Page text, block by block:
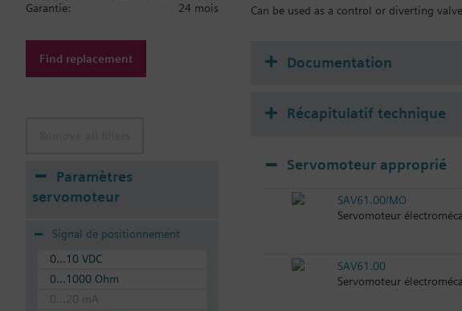
Can be used as a control or diverting
Garantie:
24 mois
Find replacement
Paramètres
servomoteur
Signal de positionnement
0...10 VDC
0...1000 Ohm
0...20 mA
Documentation
Récapitulatif technique
Servomoteur approprié
SAV61.00/MO
Servomoteur
SAV61.00
Servomoteur